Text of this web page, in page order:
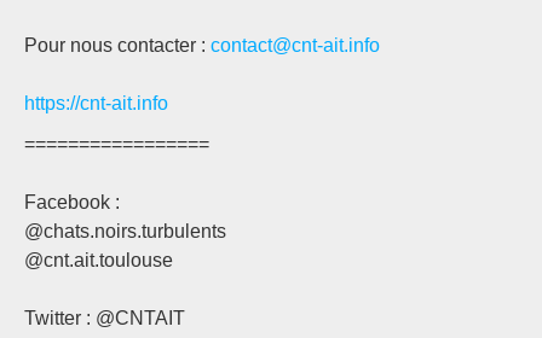
Pour nous contacter : contact@cnt-ait.info
https://cnt-ait.info
=================
Facebook :
@chats.noirs.turbulents
@cnt.ait.toulouse
Twitter : @CNTAIT